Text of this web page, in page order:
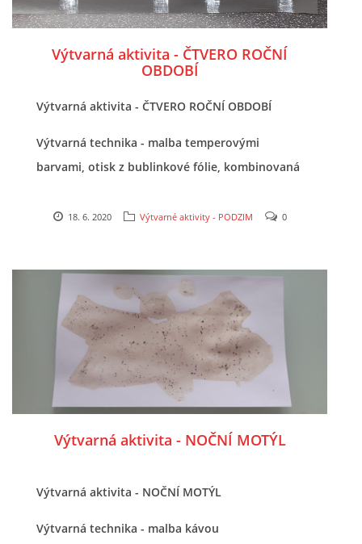
UČITELSKÁ SEBEREFLEXE
EFEKTIVNÍ KOMUNIKACE S DĚTMI
CO BY MĚLO DÍTĚ ZVLÁDNOUT PŘED VSTUPEM DO ZŠ
SPORTÍK - DĚTI V POHYBU
STOP ŠIKANĚ ANEB ŠIKANA BOLÍ
VĚDOMÁ VÝCHOVA
MOJE TVORBA POHÁDEK PRO DĚTI
Výtvarná aktivita - ČTVERO ROČNÍ
OBDOBÍ
Výtvarná aktivita - ČTVERO ROČNÍ OBDOBÍ
Výtvarná technika - malba temperovými
barvami, otisk z bublinkové fólie, kombinovaná
18. 6. 2020 Výtvarné aktivity - PODZIM 0
Výtvarná aktivita - NOČNÍ MOTÝL
Výtvarná aktivita - NOČNÍ MOTÝL
Výtvarná technika - malba kávou